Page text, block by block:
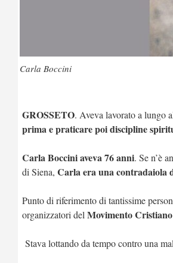
Carla Boccini
GROSSETO. Aveva lavorato a lungo
prima e praticare poi discipline
Carla Boccini aveva 76 anni. Se n’è
di Siena, Carla era una contradaiola
Punto di riferimento di tantissime
organizzatori del Movimento
Stava lottando da tempo contro una